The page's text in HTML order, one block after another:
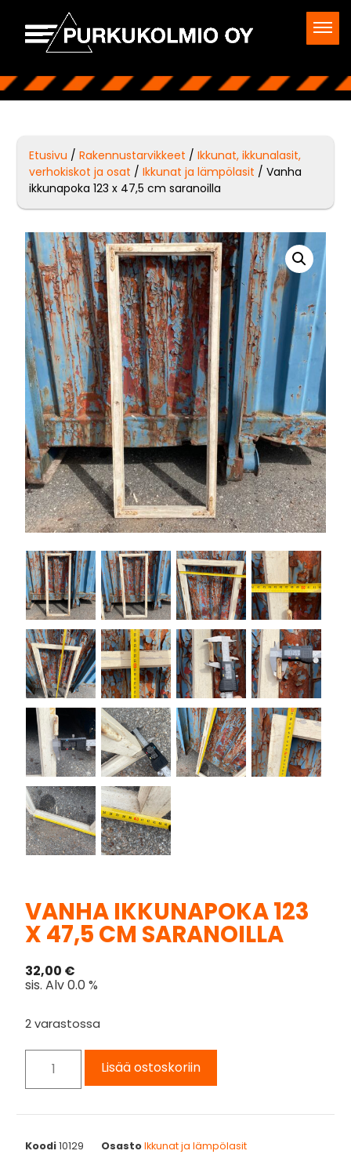
Etusivu /Rakennustarvikkeet /Ikkunat, ikkunalasit,
verhokiskot ja osat /Ikkunat ja lämpölasit / Vanha
ikkunapoka 123 x 47,5 cm saranoilla
VANHA IKKUNAPOKA 123
X 47,5 CM SARANOILLA
32,00 €
sis. Alv 0.0 %
2 varastossa
Lisää ostoskoriin
Koodi10129 OsastoIkkunat ja lämpölasit